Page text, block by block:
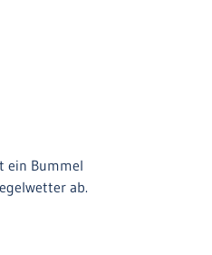
ein Bummel
ab.